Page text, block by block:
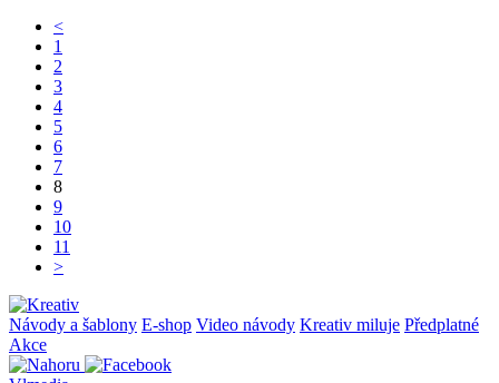
<
1
2
3
4
5
6
7
8
9
10
11
>
Návody a šablony E-shop Video návody Kreativ miluje Předplatné
Akce